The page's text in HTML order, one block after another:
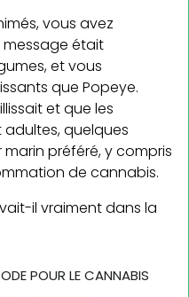
vous avez
était
et vous
que Popeye.
et que les
quelques
préféré, y compris
de cannabis.
il vraiment dans la
POUR LE CANNABIS